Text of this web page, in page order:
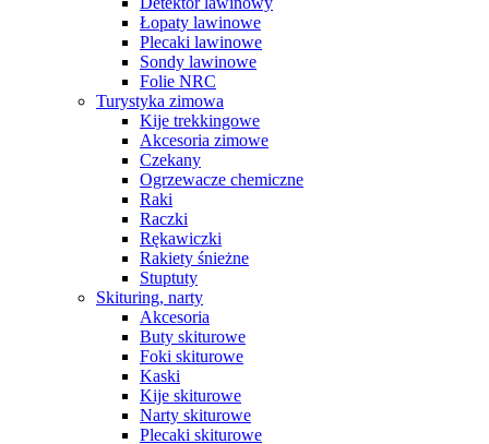
Łopaty lawinowe
Plecaki lawinowe
Sondy lawinowe
Folie NRC
Turystyka zimowa
Kije trekkingowe
Akcesoria zimowe
Czekany
Ogrzewacze chemiczne
Raki
Raczki
Rękawiczki
Rakiety śnieżne
Stuptuty
Skituring, narty
Akcesoria
Buty skiturowe
Foki skiturowe
Kaski
Kije skiturowe
Narty skiturowe
Plecaki skiturowe